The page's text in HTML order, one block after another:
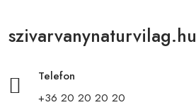
szivarvanynaturvilag.hu
Telefon
+36 20 20 20 20